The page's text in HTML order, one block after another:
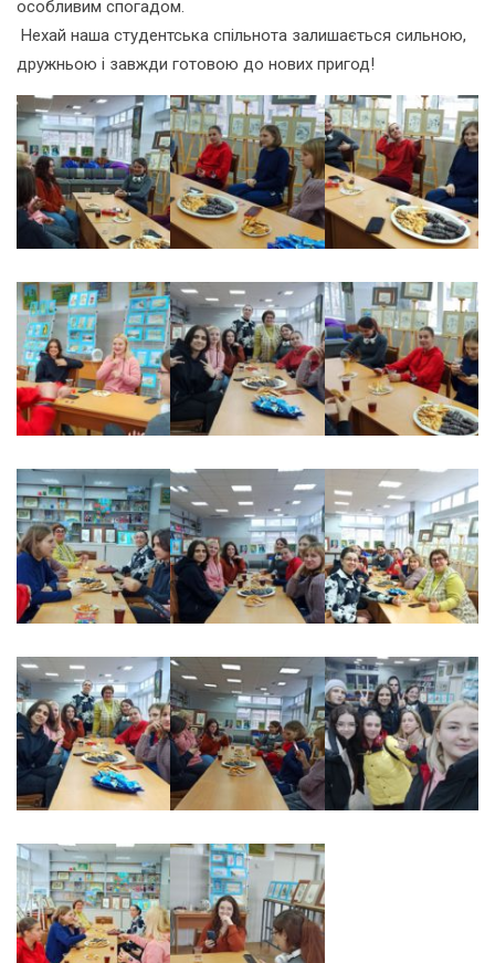
особливим спогадом.
Нехай наша студентська спільнота залишається сильною,
дружньою і завжди готовою до нових пригод!